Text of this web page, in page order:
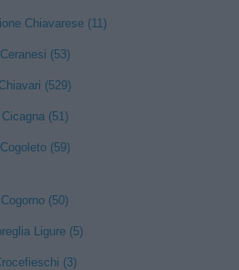
Chiavarese (11)
Ceranesi (53)
Chiavari (529)
Cicagna (51)
Cogoleto (59)
Cogorno (50)
Ligure (5)
(3)